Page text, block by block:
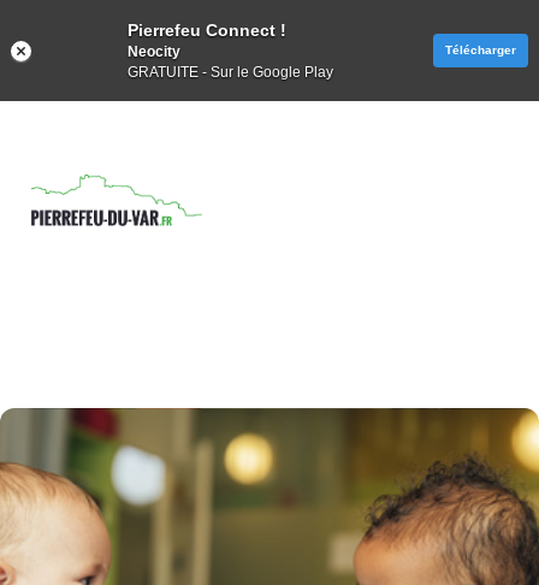
Pierrefeu Connect !
Neocity
GRATUITE - Sur le Google Play
Télécharger